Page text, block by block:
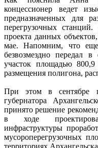
концессионер ведет
предназначенных для
перегрузочных станций.
проекта данных
мае. Напомним, что
безвозмездно передал в
участок площадью
размещения полигона,
При этом в сентябре
губернатора
принято решение
в ходе
инфраструктуры
мусороперегрузочных
территориях